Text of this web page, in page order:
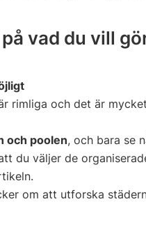
vad du vill
rimliga och det är
och poolen, och bara se
du väljer de
om att utforska